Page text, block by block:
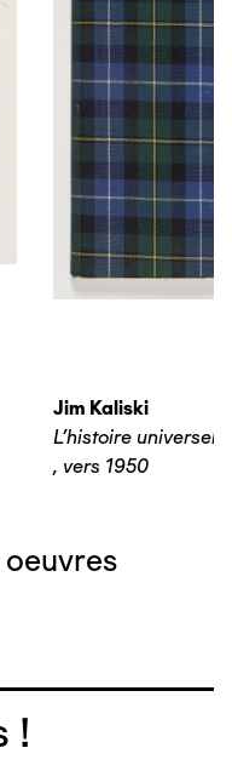
Jim Kaliski
L’histoire universelle
, vers 1950
!